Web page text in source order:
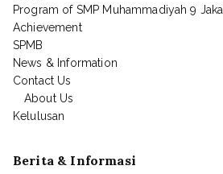
Program of SMP Muhammadiyah 9
Achievement
SPMB
News & Information
Contact Us
About Us
Kelulusan
Berita & Informasi